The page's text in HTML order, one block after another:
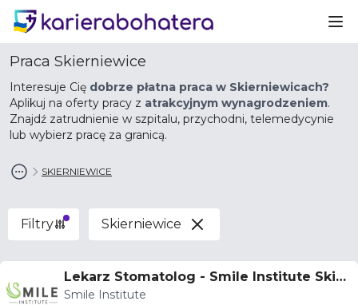
Praca Skierniewice
Interesuje Cię dobrze płatna praca w Skierniewicach?
Aplikuj na oferty pracy z atrakcyjnym wynagrodzeniem.
Znajdź zatrudnienie w szpitalu, przychodni, telemedycynie
lub wybierz pracę za granicą.
SKIERNIEWICE
Filtry Skierniewice
Lekarz Stomatolog - Smile Institute Skier
niewice
Smile Institute